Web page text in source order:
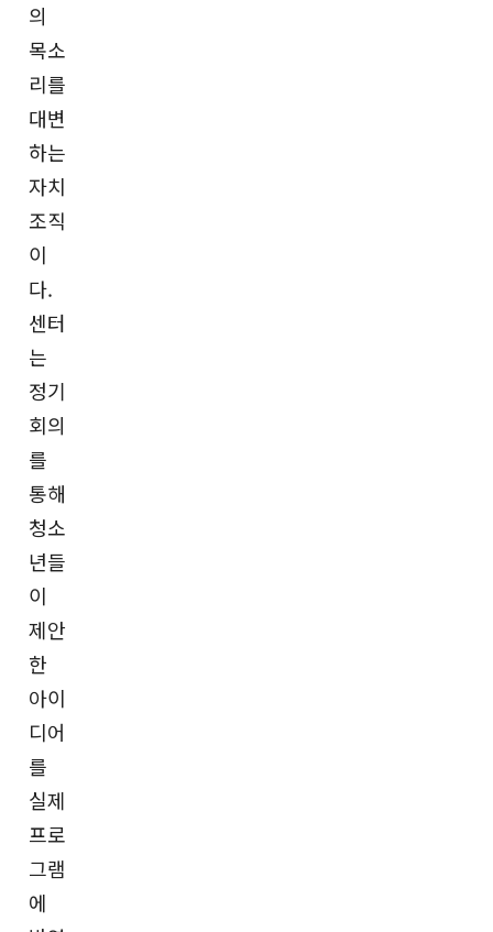
의
목소
리를
대변
하는
자치
조직
이
다.
센터
는
정기
회의
를
통해
청소
년들
이
제안
한
아이
디어
를
실제
프로
그램
에